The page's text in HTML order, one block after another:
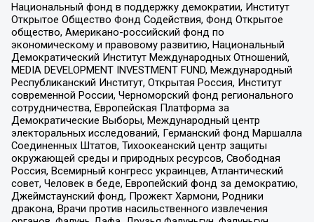
Национальный фонд в поддержку демократии, Институт
Открытое Общество Фонд Содействия, Фонд Открытое
общество, Американо-российский фонд по
экономическому и правовому развитию, Национальный
Демократический Институт Международных Отношений,
MEDIA DEVELOPMENT INVESTMENT FUND, Международный
Республиканский Институт, Открытая Россия, Институт
современной России, Черноморский фонд регионального
сотрудничества, Европейская Платформа за
Демократические Выборы, Международный центр
электоральных исследований, Германский фонд Маршалла
Соединенных Штатов, Тихоокеанский центр защиты
окружающей среды и природных ресурсов, Свободная
Россия, Всемирный конгресс украинцев, Атлантический
совет, Человек в беде, Европейский фонд за демократию,
Джеймстаунский фонд, Прожект Хармони, Родники
дракона, Врачи против насильственного извлечения